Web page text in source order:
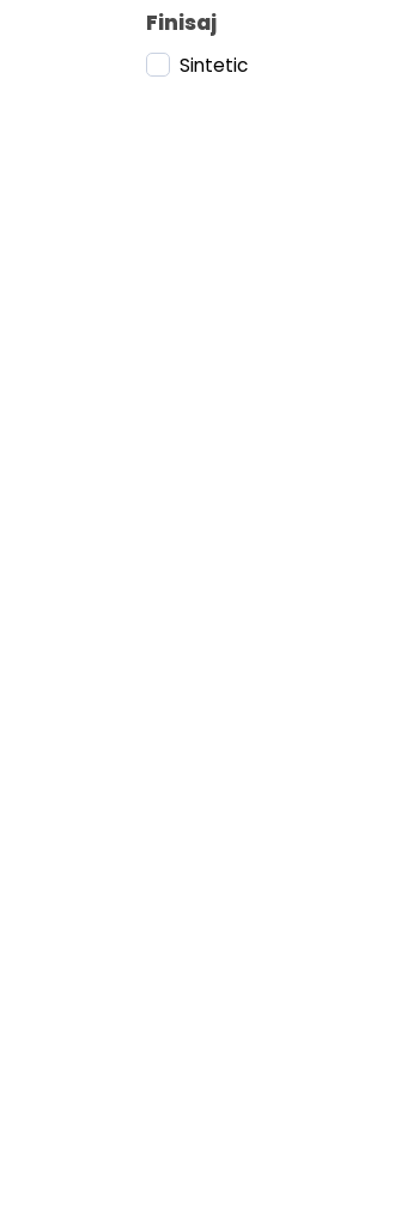
Finisaj
Sintetic